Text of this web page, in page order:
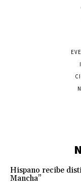
Hispano recibe
Mancha”